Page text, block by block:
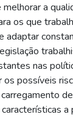
a
os que
adaptar
nas
possíveis